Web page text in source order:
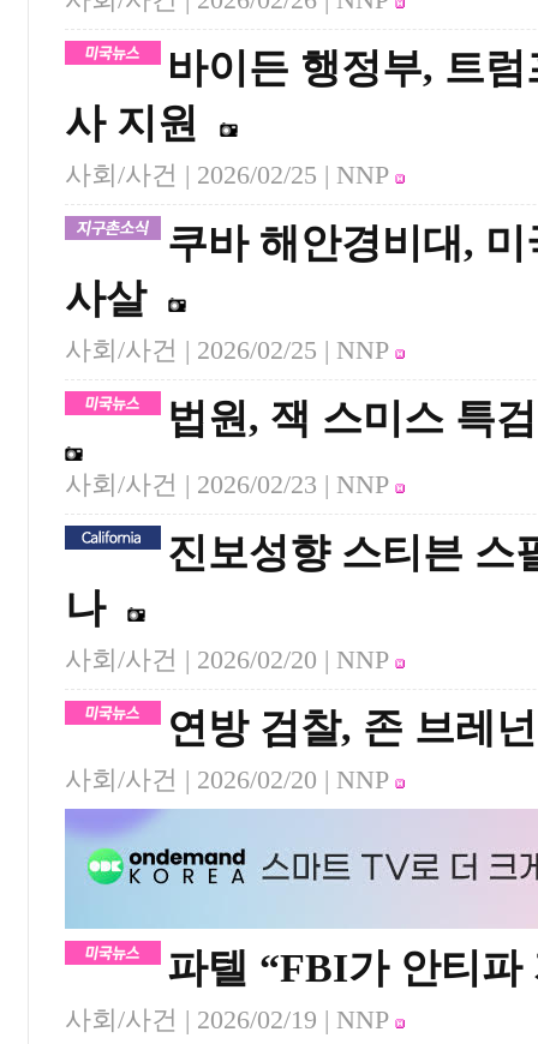
바이든 행정부, 트
사 지원
사회/사건 | 2026/02/25 | NNP
쿠바 해안경비대,
사살
사회/사건 | 2026/02/25 | NNP
법원, 잭 스미스 특
사회/사건 | 2026/02/23 | NNP
진보성향 스티븐 스
나
사회/사건 | 2026/02/20 | NNP
연방 검찰, 존 브레
사회/사건 | 2026/02/20 | NNP
파텔 “FBI가 안티파
사회/사건 | 2026/02/19 | NNP